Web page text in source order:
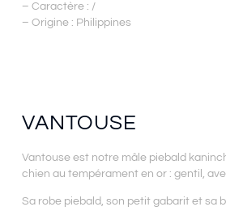
– Caractère : /
– Origine : Philippines
VANTOUSE
Vantouse est notre mâle piebald
chien au tempérament en or : gentil,
Sa robe piebald, son petit gabarit et sa